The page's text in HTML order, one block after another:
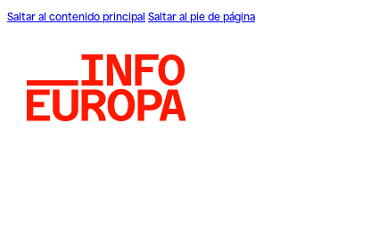
Saltar al contenido principal Saltar al pie de página